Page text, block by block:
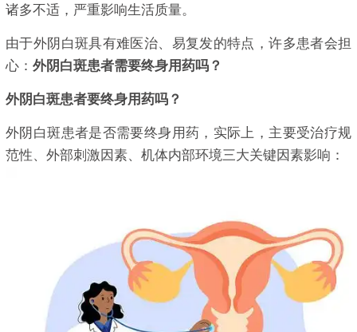
诸多不适，严重影响生活质量。
由于外阴白斑具有难医治、易复发的特点，许多患者会担
心： 外阴白斑患者需要终身用药吗？
外阴白斑患者要终身用药吗？
外阴白斑患者是否需要终身用药，实际上，主要受治疗规
范性、外部刺激因素、机体内部环境三大关键因素影响：